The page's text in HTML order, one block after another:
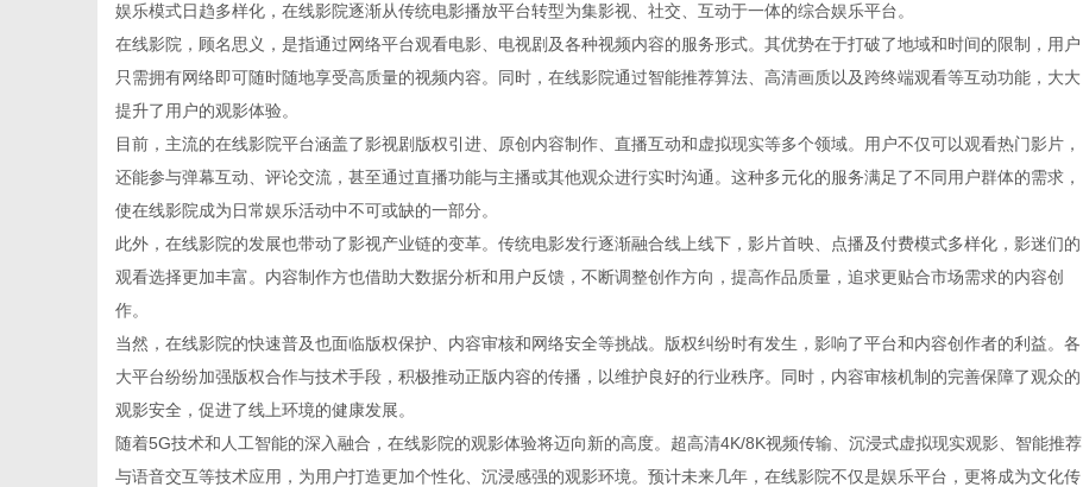
娱乐模式日趋多样化，在线影院逐渐从传统电影播放平台转型为集影视、社交、互动于一体的综合娱乐平台。
在线影院，顾名思义，是指通过网络平台观看电影、电视剧及各种视频内容的服务形式。其优势在于打破了地域和时间的限制，用户
只需拥有网络即可随时随地享受高质量的视频内容。同时，在线影院通过智能推荐算法、高清画质以及跨终端观看等互动功能，大大
提升了用户的观影体验。
目前，主流的在线影院平台涵盖了影视剧版权引进、原创内容制作、直播互动和虚拟现实等多个领域。用户不仅可以观看热门影片，
还能参与弹幕互动、评论交流，甚至通过直播功能与主播或其他观众进行实时沟通。这种多元化的服务满足了不同用户群体的需求，
使在线影院成为日常娱乐活动中不可或缺的一部分。
此外，在线影院的发展也带动了影视产业链的变革。传统电影发行逐渐融合线上线下，影片首映、点播及付费模式多样化，影迷们的
观看选择更加丰富。内容制作方也借助大数据分析和用户反馈，不断调整创作方向，提高作品质量，追求更贴合市场需求的内容创
作。
当然，在线影院的快速普及也面临版权保护、内容审核和网络安全等挑战。版权纠纷时有发生，影响了平台和内容创作者的利益。各
大平台纷纷加强版权合作与技术手段，积极推动正版内容的传播，以维护良好的行业秩序。同时，内容审核机制的完善保障了观众的
观影安全，促进了线上环境的健康发展。
随着5G技术和人工智能的深入融合，在线影院的观影体验将迈向新的高度。超高清4K/8K视频传输、沉浸式虚拟现实观影、智能推荐
与语音交互等技术应用，为用户打造更加个性化、沉浸感强的观影环境。预计未来几年，在线影院不仅是娱乐平台，更将成为文化传